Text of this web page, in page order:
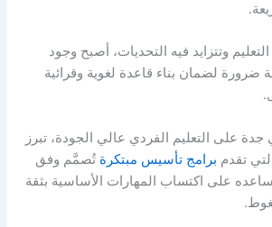
وتتزايد فيه التحديات، أصبح وجود
لضمان بناء قاعدة لغوية وقرائية
على التعليم الفردي عالي الجودة، تبرز
تقدم برامج تأسيس مبتكرة تُصمَّم وفق
على اكتساب المهارات الأساسية بثقة